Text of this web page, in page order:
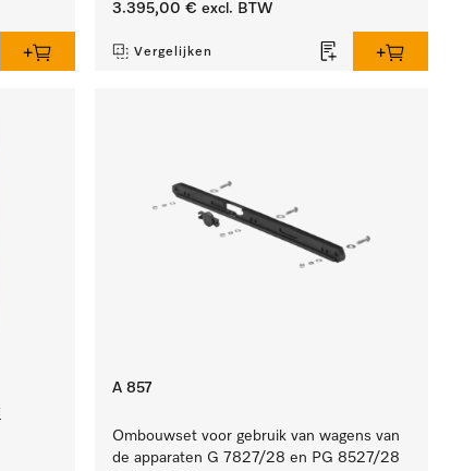
3.395,00 € excl. BTW
Vergelijken
A 857
Ombouwset voor gebruik van wagens van
de apparaten G 7827/28 en PG 8527/28